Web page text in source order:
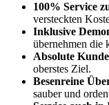
100% Service
versteckten
Inklusive
übernehmen die
Absolute
oberstes Ziel.
Besenreine
sauber und